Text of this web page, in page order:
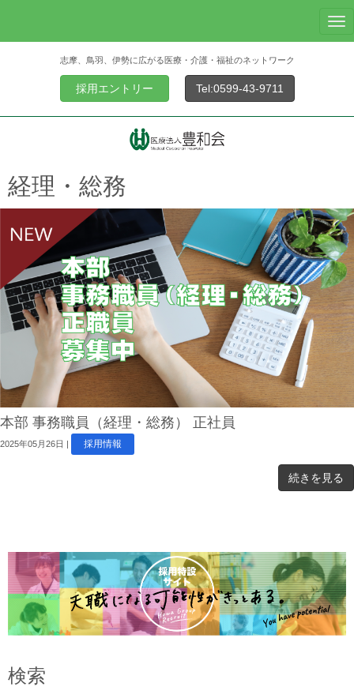
N
a
a
志摩、鳥羽、伊勢に広がる医療・介護・福祉のネットワーク
採用エントリー Tel:0599-43-9711
経理・総務
本部 事務職員（経理・総務） 正社員
2025年05月26日 | 採用情報
続きを見る
検索